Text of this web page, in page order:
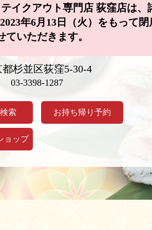
イクアウト専門店 荻窪店は、
年6月13日（火）をもって閉
ていただきます。
杉並区荻窪5-30-4
03-3398-1287
索 お持ち帰り予約
ョップ